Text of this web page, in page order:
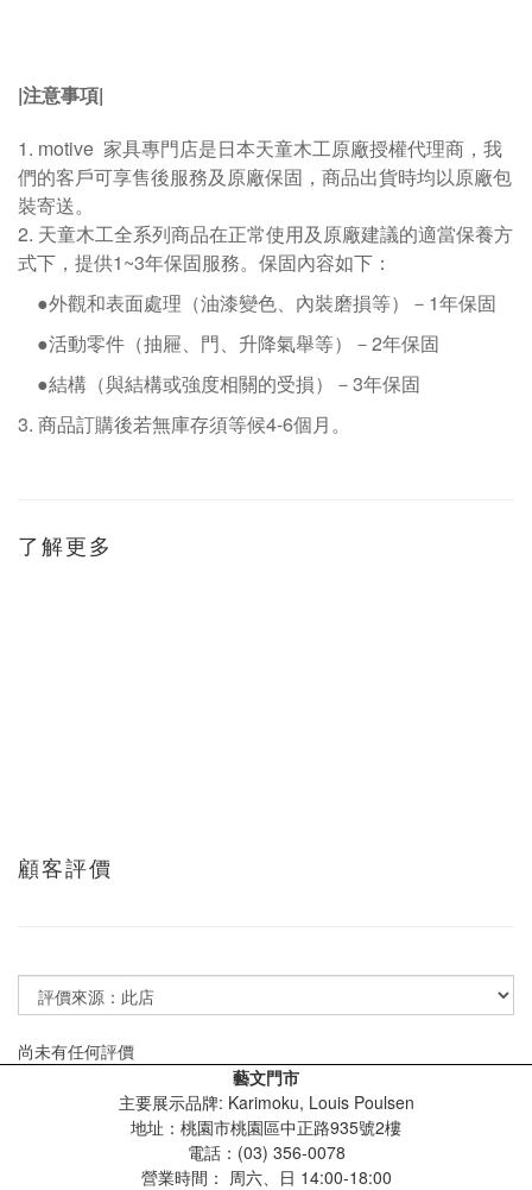
|注意事項|
1. motive 家具專門店是日本天童木工原廠授權代理商，我
們的客戶可享售後服務及原廠保固，商品出貨時均以原廠包
裝寄送。
2. 天童木工全系列商品在正常使用及原廠建議的適當保養方
式下，提供1~3年保固服務。保固內容如下：
●外觀和表面處理（油漆變色、內裝磨損等）－ 1年保固
●活動零件（抽屜、門、升降氣舉等）－2年保固
●結構（與結構或強度相關的受損）－3年保固
3. 商品訂購後若無庫存須等候4-6個月。
了解更多
顧客評價
尚未有任何評價
藝文門市
主要展示品牌: Karimoku, Louis Poulsen
地址：桃園市桃園區中正路935號2樓
電話：(03) 356-0078
營業時間： 周六、日 14:00-18:00